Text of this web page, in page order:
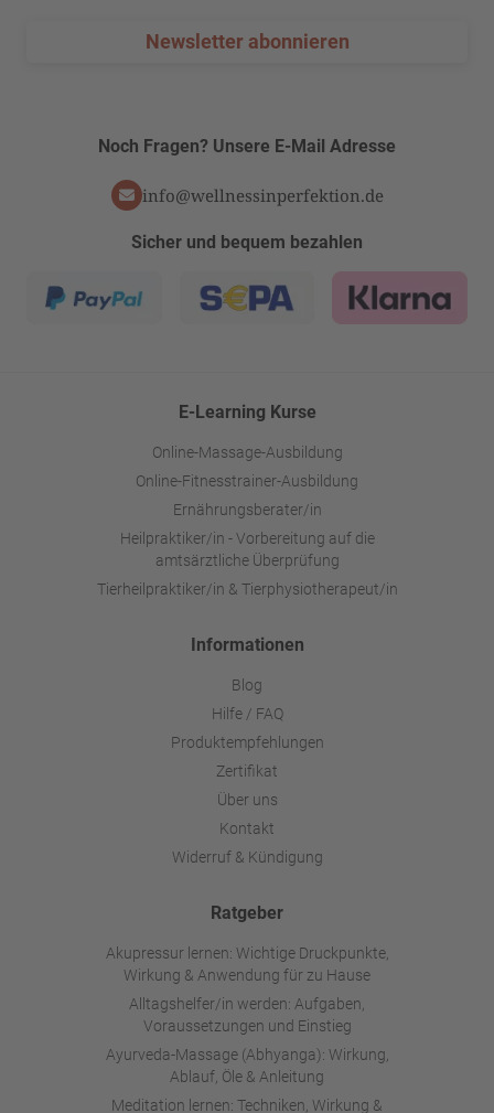
Newsletter abonnieren
Sicher und bequem bezahlen
Noch Fragen? Unsere E-Mail Adresse
info@wellnessinperfektion.de
E-Learning Kurse
Online-Massage-Ausbildung
Online-Fitnesstrainer-Ausbildung
Ernährungsberater/in
Heilpraktiker/in - Vorbereitung auf die
amtsärztliche Überprüfung
Tierheilpraktiker/in & Tierphysiotherapeut/in
Informationen
Blog
Hilfe / FAQ
Produktempfehlungen
Zertifikat
Über uns
Kontakt
Widerruf & Kündigung
Ratgeber
Akupressur lernen: Wichtige Druckpunkte,
Wirkung & Anwendung für zu Hause
Alltagshelfer/in werden: Aufgaben,
Voraussetzungen und Einstieg
Ayurveda-Massage (Abhyanga): Wirkung,
Ablauf, Öle & Anleitung
Meditation lernen: Techniken, Wirkung &